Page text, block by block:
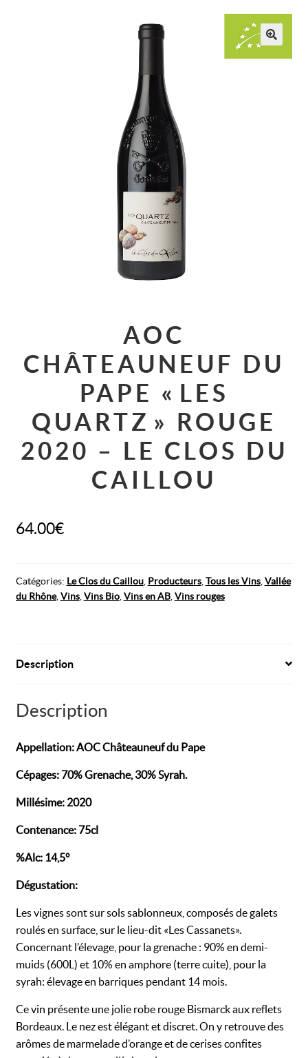
AOC
CHÂTEAUNEUF DU
PAPE « LES
QUARTZ » ROUGE
2020 – LE CLOS DU
CAILLOU
64.00€
Catégories : Le Clos du Caillou, Producteurs, Tous les Vins, Vallée
du Rhône, Vins, Vins Bio, Vins en AB, Vins rouges
Description
Description
Appellation: AOC Châteauneuf du Pape
Cépages: 70% Grenache, 30% Syrah.
Millésime: 2020
Contenance: 75cl
%Alc: 14,5°
Dégustation:
Les vignes sont sur sols sablonneux, composés de galets
roulés en surface, sur le lieu-dit « Les Cassanets ».
Concernant l’élevage, pour la grenache : 90% en demi-
muids (600L) et 10% en amphore (terre cuite), pour la
syrah: élevage en barriques pendant 14 mois.
Ce vin présente une jolie robe rouge Bismarck aux reflets
Bordeaux. Le nez est élégant et discret. On y retrouve des
arômes de marmelade d’orange et de cerises confites